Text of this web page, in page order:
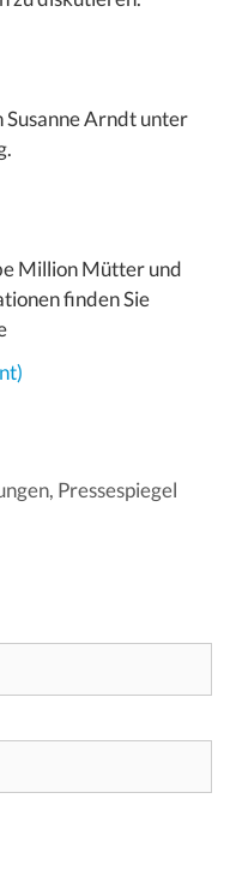
Susanne Arndt unter
Million Mütter und
finden Sie
, Pressespiegel